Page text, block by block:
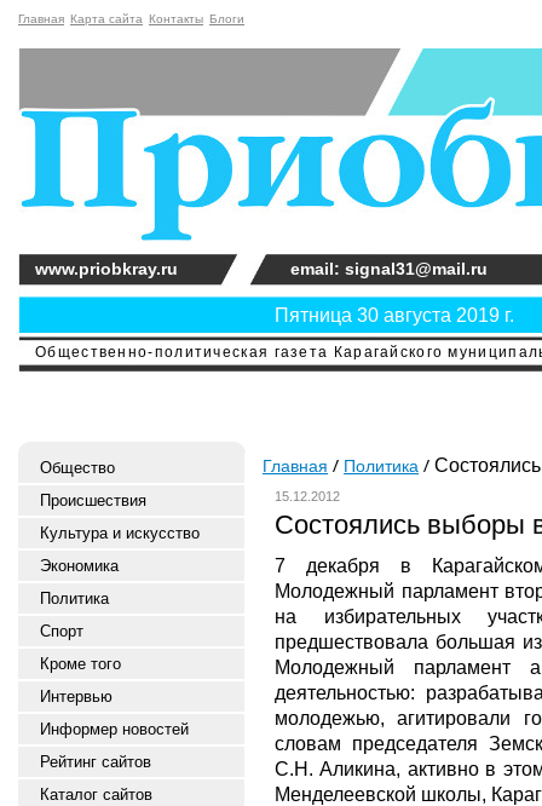
Главная Карта сайта Контакты Блоги
Общественно-политическая газета Карагайского
Пятница 30 августа 2019 г.
www.priobkray.ru email: signal31@mail.ru
Общество
Происшествия
Культура и искусство
Экономика
Политика
Спорт
Кроме того
Интервью
Информер новостей
Рейтинг сайтов
Каталог сайтов
Главная Политика
15.12.2012
Состоялись выборы
7 декабря в
Молодежный парламент
на избирательных
предшествовала большая
Молодежный парламент
деятельностью:
молодежью, агитировали
словам председателя
С.Н. Аликина, активно в
Менделеевской школы,